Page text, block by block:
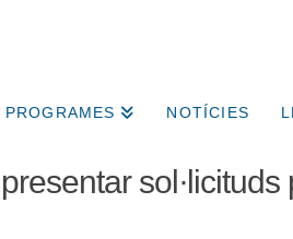
PROGRAMES NOTÍCIES
sol·licituds